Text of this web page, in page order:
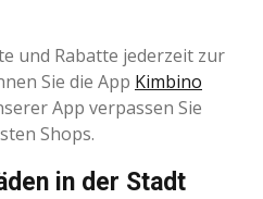
und Rabatte jederzeit zur
Sie die App Kimbino
App verpassen Sie
Shops.
in der Stadt